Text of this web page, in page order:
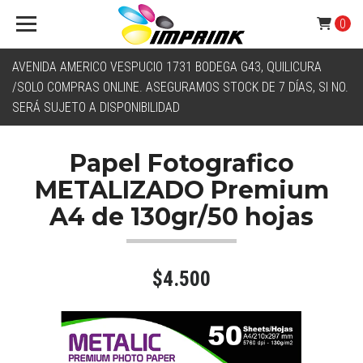
AVENIDA AMERICO VESPUCIO 1731 BODEGA G43, QUILICURA
/SOLO COMPRAS ONLINE. ASEGURAMOS STOCK DE 7 DÍAS, SI NO.
SERÁ SUJETO A DISPONIBILIDAD
0
Papel Fotografico
METALIZADO Premium
A4 de 130gr/50 hojas
$4.500